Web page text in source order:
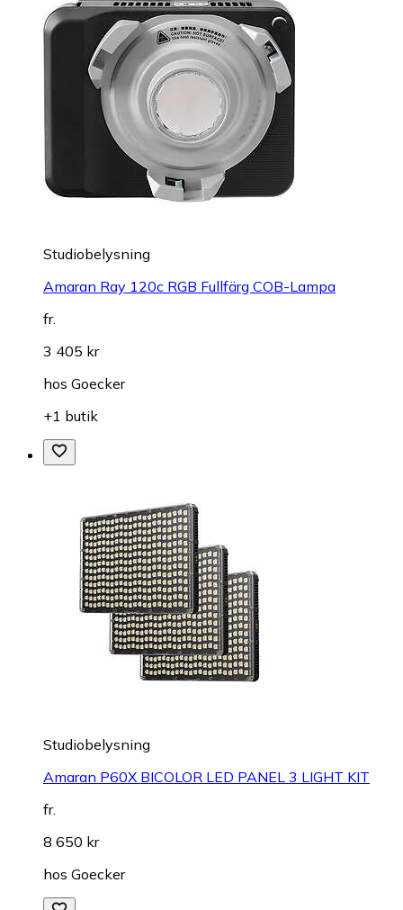
Studiobelysning
Amaran Ray 120c RGB Fullfärg COB-Lampa
fr.
3 405 kr
hos Goecker
+1 butik
Studiobelysning
Amaran P60X BICOLOR LED PANEL 3 LIGHT KIT
fr.
8 650 kr
hos Goecker